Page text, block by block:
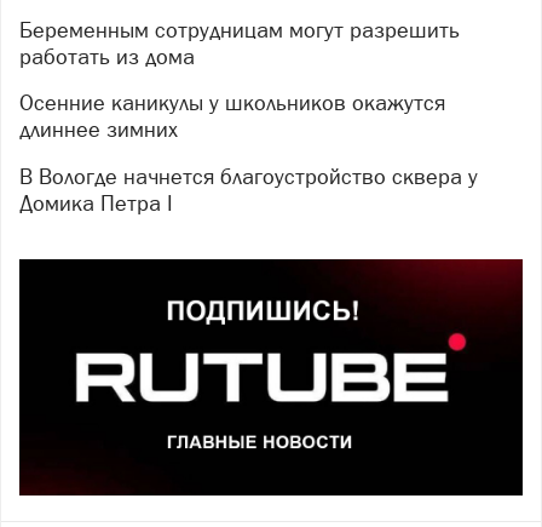
Беременным сотрудницам могут разрешить
работать из дома
Осенние каникулы у школьников окажутся
длиннее зимних
В Вологде начнется благоустройство сквера у
Домика Петра I